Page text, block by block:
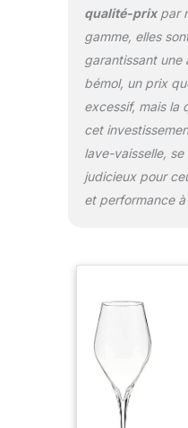
qualité-prixpar
gamme, elles
garantissant une
bémol, un prix
excessif, mais la
cet
lave-vaisselle,
judicieux pour
et performance